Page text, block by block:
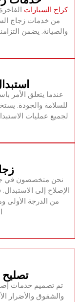
‏كراج السيارات‏‏
من خدمات زجاج
والصيانة.‏ ‏يضمن
‏عندما يتعلق الأمر
لجميع عمليات
‏نحن متخصصون في
الإصلاح إلى
من الدرجة الأولى
‏تم تصميم خدمات
والشقوق والأضرار